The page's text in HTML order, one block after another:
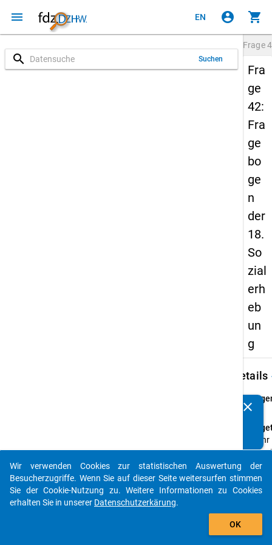
menu EN account_circle shopping_cart
search Suchen
Frage
Fra
ge
42:
Fra
ge
bo
ge
n
der
18.
So
zial
erh
eb
un
g
Details
42
Ist Ihr
über
clear
auto_stories
add_shopping_cart
Wir verwenden Cookies zur statistischen Auswertung der
Besucherzugriffe. Wenn Sie auf dieser Seite weitersurfen stimmen
Sie der Cookie-Nutzung zu. Weitere Informationen zu Cookies
erhalten Sie in unserer Datenschutzerkärung.
OK